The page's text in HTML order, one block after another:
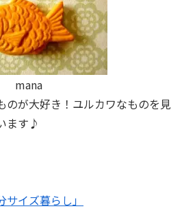
mana
のが大好き！ユルカワなものを見
ます♪
イズ暮らし」